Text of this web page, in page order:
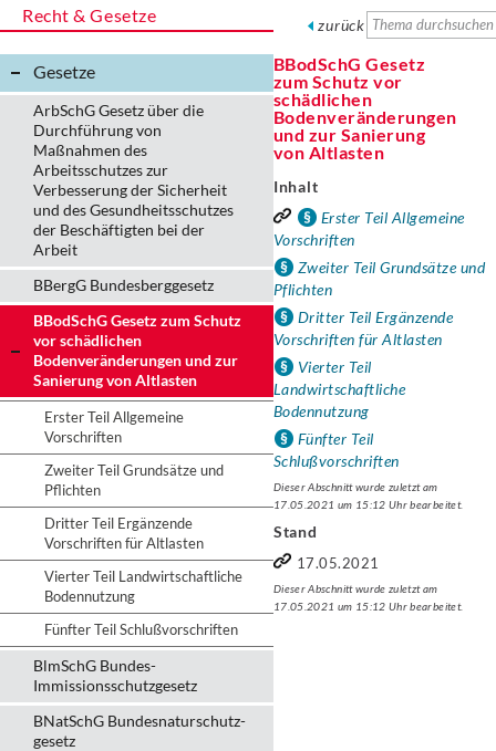
Recht & Gesetze
Gesetze
ArbSchG Gesetz über die
Durchführung von
Maßnahmen des
Arbeitsschutzes zur
Verbesserung der Sicherheit
und des Gesundheitsschutzes
der Beschäftigten bei der
Arbeit
BBergG Bundesberggesetz
BBodSchG Gesetz zum Schutz
vor schädlichen
Bodenveränderungen und zur
Sanierung von Altlasten
Erster Teil Allgemeine
Vorschriften
Zweiter Teil Grundsätze und
Pflichten
Dritter Teil Ergänzende
Vorschriften für Altlasten
Vierter Teil Landwirtschaftliche
Bodennutzung
Fünfter Teil Schlußvorschriften
BlmSchG Bundes-
Immissionsschutz­gesetz
BNatSchG Bundesnaturschutz-
gesetz
zurück
BBodSchG Gesetz
zum Schutz vor
schädlichen
Bodenveränderungen
und zur Sanierung
von Altlasten
Inhalt
Erster Teil Allgemeine
Vorschriften
Zweiter Teil Grundsätze und
Pflichten
Dritter Teil Ergänzende
Vorschriften für Altlasten
Vierter Teil
Landwirtschaftliche
Bodennutzung
Fünfter Teil
Schlußvorschriften
Dieser Abschnitt wurde zuletzt am
17.05.2021 um 15:12 Uhr bearbeitet.
Stand
17.05.2021
Dieser Abschnitt wurde zuletzt am
17.05.2021 um 15:12 Uhr bearbeitet.